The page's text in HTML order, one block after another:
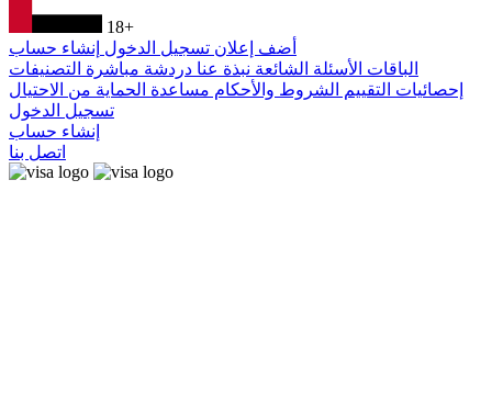
18+
أضف إعلان تسجيل الدخول إنشاء حساب
الباقات الأسئلة الشائعة نبذة عنا دردشة مباشرة التصنيفات
إحصائيات التقييم
الشروط والأحكام مساعدة الحماية من الاحتيال
تسجيل الدخول
إنشاء حساب
اتصل بنا